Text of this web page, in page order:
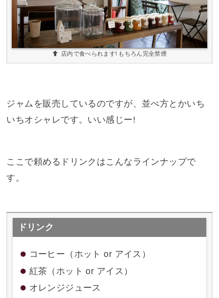
店内で食べられます! もちろん完全禁煙
ジャムを販売しているのですが、並べ方とかいち
いちオシャレです。いい感じー!
ここで頼めるドリンクはこんなラインナップで
す。
ドリンク
コーヒー（ホット or アイス）
紅茶（ホット or アイス）
オレンジジュース